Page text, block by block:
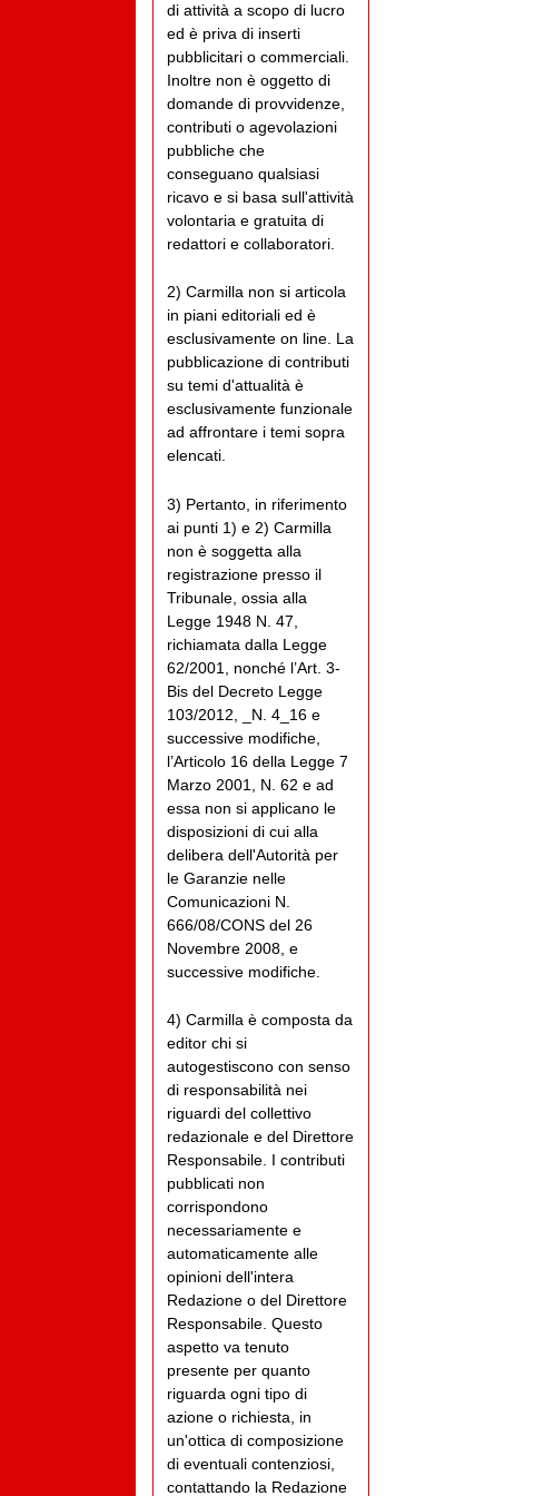
di attività a scopo di lucro
ed è priva di inserti
pubblicitari o commerciali.
Inoltre non è oggetto di
domande di provvidenze,
contributi o agevolazioni
pubbliche che
conseguano qualsiasi
ricavo e si basa sull'attività
volontaria e gratuita di
redattori e collaboratori.
2) Carmilla non si articola
in piani editoriali ed è
esclusivamente on line. La
pubblicazione di contributi
su temi d'attualità è
esclusivamente funzionale
ad affrontare i temi sopra
elencati.
3) Pertanto, in riferimento
ai punti 1) e 2) Carmilla
non è soggetta alla
registrazione presso il
Tribunale, ossia alla
Legge 1948 N. 47,
richiamata dalla Legge
62/2001, nonché l’Art. 3-
Bis del Decreto Legge
103/2012, _N. 4_16 e
successive modifiche,
l’Articolo 16 della Legge 7
Marzo 2001, N. 62 e ad
essa non si applicano le
disposizioni di cui alla
delibera dell'Autorità per
le Garanzie nelle
Comunicazioni N.
666/08/CONS del 26
Novembre 2008, e
successive modifiche.
4) Carmilla è composta da
editor chi si
autogestiscono con senso
di responsabilità nei
riguardi del collettivo
redazionale e del Direttore
Responsabile. I contributi
pubblicati non
corrispondono
necessariamente e
automaticamente alle
opinioni dell'intera
Redazione o del Direttore
Responsabile. Questo
aspetto va tenuto
presente per quanto
riguarda ogni tipo di
azione o richiesta, in
un'ottica di composizione
di eventuali contenziosi,
contattando la Redazione